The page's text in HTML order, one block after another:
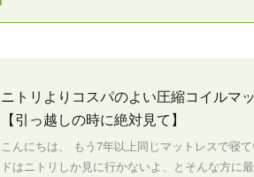
ニトリよりコスパのよい圧縮コイルマ
【引っ越しの時に絶対見て】
こんにちは、 もう7年以上同じマットレスで寝
ドはニトリしか見に行かないよ、とそんな方に